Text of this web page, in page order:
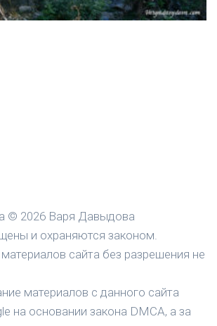
© 2026 Варя Давыдова
и охраняются законом.
сайта без разрешения не
материалов с данного сайта
на основании закона DMCA, а за